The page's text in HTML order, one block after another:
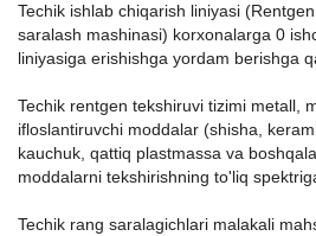
Techik ishlab chiqarish liniyasi
saralash mashinasi) korxonalarga 0
liniyasiga erishishga yordam berishga
Techik rentgen tekshiruvi tizimi metall,
ifloslantiruvchi moddalar (shisha,
kauchuk, qattiq plastmassa va
moddalarni tekshirishning to'liq
Techik rang saralagichlari malakali